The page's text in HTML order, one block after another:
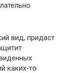
вид, придаст
каких-то